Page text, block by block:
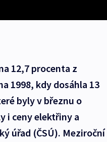
12,7 procenta z
1998, kdy dosáhla 13
byly v březnu o
i ceny elektřiny a
úřad (ČSÚ). Meziroční